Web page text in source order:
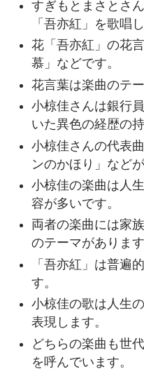
すぎもとまさとさ
「吾亦紅」を歌唱
花「吾亦紅」の花
慕」などです。
花言葉は楽曲のテ
小椋佳さんは銀行
いた異色の経歴の持
小椋佳さんの代表
ンのかほり」など
小椋佳の楽曲は人
容が多いです。
両者の楽曲には家
のテーマがあります
「吾亦紅」は普遍
す。
小椋佳の歌は人生
表現します。
どちらの楽曲も世
を呼んでいます。